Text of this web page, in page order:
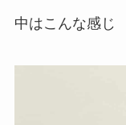
中はこんな感じ